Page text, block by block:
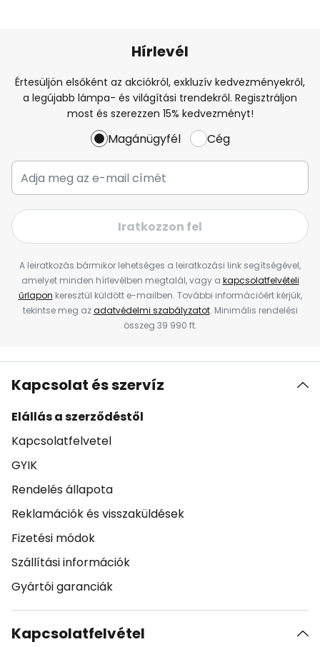
Hírlevél
Értesüljön elsőként az akciókról, exkluzív kedvezményekről,
a legújabb lámpa- és világítási trendekről. Regisztráljon
most és szerezzen 15% kedvezményt!
Magánügyfél Cég
Iratkozzon fel
A leiratkozás bármikor lehetséges a leiratkozási link segítségével,
amelyet minden hírlevélben megtalál, vagy a kapcsolatfelvételi
űrlapon keresztül küldött e-mailben. További információért kérjük,
tekintse meg azadatvédelmi szabályzatot. Minimális rendelési
összeg 39 990 ft.
Kapcsolat és szervíz
Elállás a szerződéstől
Kapcsolatfelvetel
GYIK
Rendelés állapota
Reklamációk és visszaküldések
Fizetési módok
Szállítási információk
Gyártói garanciák
Kapcsolatfelvétel